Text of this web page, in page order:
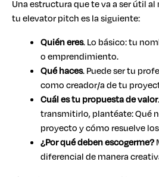
Una estructura que te va a ser útil
tu elevator pitch es la siguiente:
Quién eres. Lo básico: tu
o emprendimiento.
Qué haces. Puede ser tu
como creador/a de tu
Cuál es tu propuesta de valor
transmitirlo, plantéate: Qué
proyecto y cómo resuelve
¿Por qué deben escogerme?
diferencial de manera